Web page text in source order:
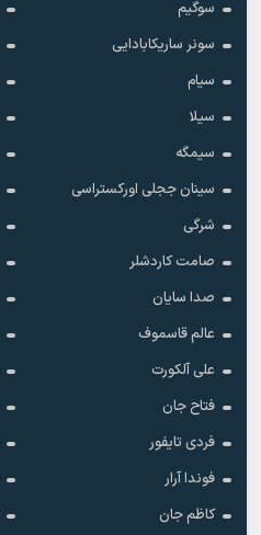
سوگیم
سونر ساریکابادایی
سیام
سیلا
سیمگه
سینان ججلی اورکستراسی
شرگی
صامت کاردشلر
صدا سایان
عالم قاسموف
علی آلکورت
فتاح جان
فردی تایفور
فوندا آرار
کاظم جان